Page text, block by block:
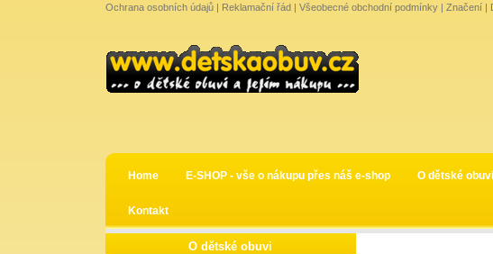
Ochrana osobních údajů | Reklamační řád | Všeobecné obchodní podmínky | Značení |
Home E-SHOP - vše o nákupu přes náš e-shop O dětské obuvi
Kontakt
O dětské obuvi